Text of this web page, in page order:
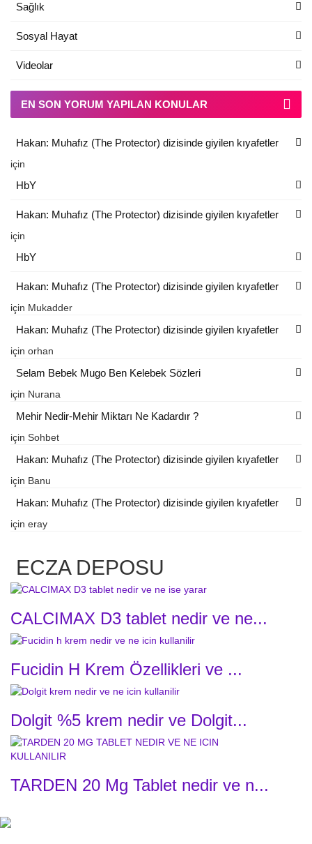
Sağlık
Sosyal Hayat
Videolar
EN SON YORUM YAPILAN KONULAR
Hakan: Muhafız (The Protector) dizisinde giyilen kıyafetler
için
HbY
Hakan: Muhafız (The Protector) dizisinde giyilen kıyafetler
için
HbY
Hakan: Muhafız (The Protector) dizisinde giyilen kıyafetler
için Mukadder
Hakan: Muhafız (The Protector) dizisinde giyilen kıyafetler
için orhan
Selam Bebek Mugo Ben Kelebek Sözleri
için Nurana
Mehir Nedir-Mehir Miktarı Ne Kadardır ?
için Sohbet
Hakan: Muhafız (The Protector) dizisinde giyilen kıyafetler
için Banu
Hakan: Muhafız (The Protector) dizisinde giyilen kıyafetler
için eray
ECZA DEPOSU
CALCIMAX D3 tablet nedir ve ne...
Fucidin H Krem Özellikleri ve ...
Dolgit %5 krem nedir ve Dolgit...
TARDEN 20 Mg Tablet nedir ve n...